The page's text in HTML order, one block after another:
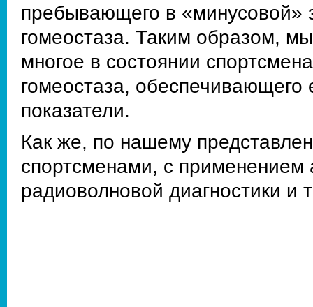
пребывающего в «минусовой»
гомеостаза. Таким образом,
многое в состоянии
гомеостаза,
показатели.
Как же, по нашему
спортсменами, с
радиоволновой диагностики